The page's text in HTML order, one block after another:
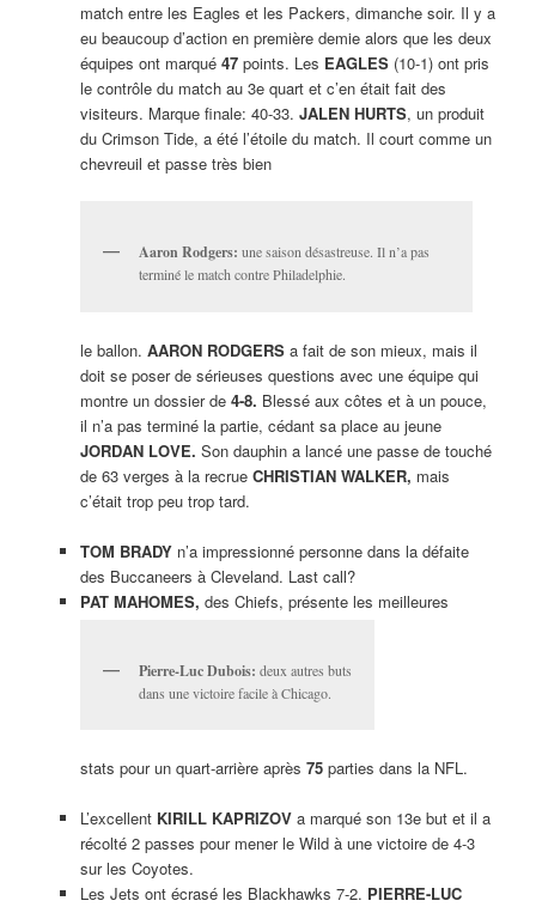
match entre les Eagles et les Packers, dimanche soir. Il y a
eu beaucoup d’action en première demie alors que les deux
équipes ont marqué 47points. Les EAGLES(10-1) ont pris
le contrôle du match au 3e quart et c’en était fait des
visiteurs. Marque finale: 40-33. JALEN HURTS, un produit
du Crimson Tide, a été l’étoile du match. Il court comme un
chevreuil et passe très bien
Aaron Rodgers: une saison désastreuse. Il n’a pas
terminé le match contre Philadelphie.
le ballon. AARON RODGERSa fait de son mieux, mais il
doit se poser de sérieuses questions avec une équipe qui
montre un dossier de 4-8. Blessé aux côtes et à un pouce,
il n’a pas terminé la partie, cédant sa place au jeune
JORDAN LOVE. Son dauphin a lancé une passe de touché
de 63 verges à la recrue CHRISTIAN WALKER, mais
c’était trop peu trop tard.
TOM BRADYn’a impressionné personne dans la défaite
des Buccaneers à Cleveland. Last call?
PAT MAHOMES, des Chiefs, présente les meilleures
Pierre-Luc Dubois: deux autres buts
dans une victoire facile à Chicago.
stats pour un quart-arrière après 75parties dans la NFL.
L’excellent KIRILL KAPRIZOVa marqué son 13e but et il a
récolté 2 passes pour mener le Wild à une victoire de 4-3
sur les Coyotes.
Les Jets ont écrasé les Blackhawks 7-2. PIERRE-LUC